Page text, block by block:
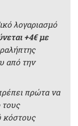
λογαριασμό
+4€ με
από την
πρώτα να
τους
κόστους